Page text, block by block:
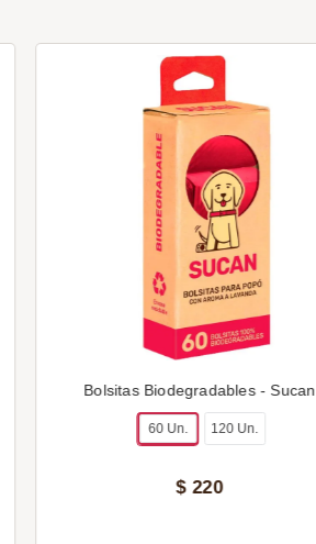
Bolsitas Biodegradables - Sucan
60 Un. 120 Un.
$ 220